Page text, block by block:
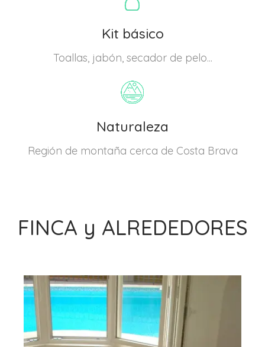
Kit básico
Toallas, jabón, secador de pelo...
Naturaleza
Región de montaña cerca de Costa Brava
FINCA y ALREDEDORES